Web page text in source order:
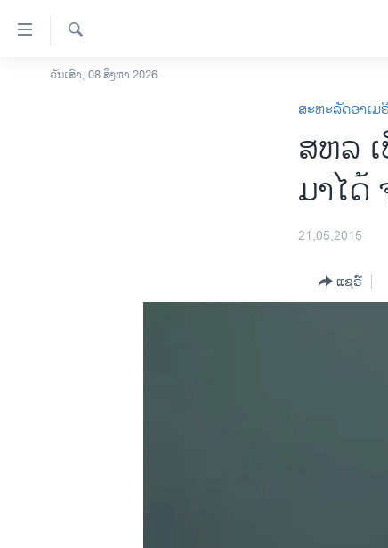
ລິ້ງ
ສຳຫລັບ
ໂຮມເພຈ
ຄົ້ນຫາ
ວັນເສົາ, 08 ສິງຫາ 2026
ສະຫະລັດອາເມ
ສຫລ
ມາໄດ້
21,05,2015
ແຊຣ໌